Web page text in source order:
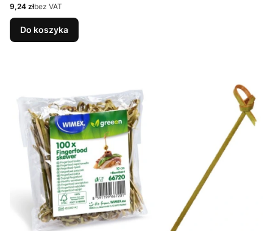
Cena
9,24 złbez VAT
Do koszyka